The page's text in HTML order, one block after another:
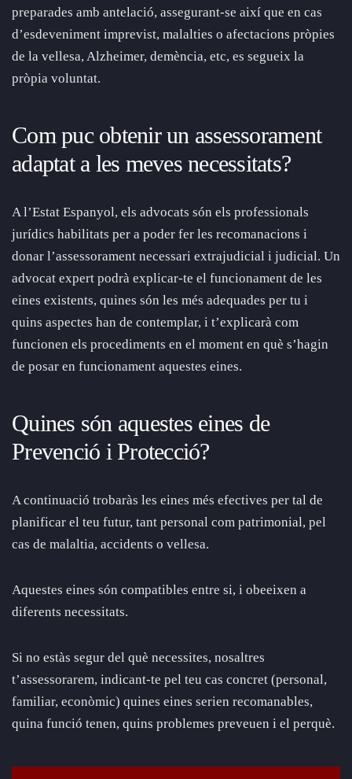
preparades amb antelació, assegurant-se així que en cas
d’esdeveniment imprevist, malalties o afectacions pròpies
de la vellesa, Alzheimer, demència, etc, es segueix la
pròpia voluntat.
Com puc obtenir un assessorament
adaptat a les meves necessitats?
A l’Estat Espanyol, els advocats són els professionals
jurídics habilitats per a poder fer les recomanacions i
donar l’assessorament necessari extrajudicial i judicial. Un
advocat expert podrà explicar-te el funcionament de les
eines existents, quines són les més adequades per tu i
quins aspectes han de contemplar, i t’explicarà com
funcionen els procediments en el moment en què s’hagin
de posar en funcionament aquestes eines.
Quines són aquestes eines de
Prevenció i Protecció?
A continuació trobaràs les eines més efectives per tal de
planificar el teu futur, tant personal com patrimonial, pel
cas de malaltia, accidents o vellesa.
Aquestes eines són compatibles entre si, i obeeixen a
diferents necessitats.
Si no estàs segur del què necessites, nosaltres
t’assessorarem, indicant-te pel teu cas concret (personal,
familiar, econòmic) quines eines serien recomanables,
quina funció tenen, quins problemes preveuen i el perquè.